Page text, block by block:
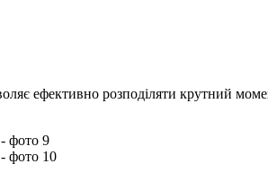
ефективно розподіляти крутний